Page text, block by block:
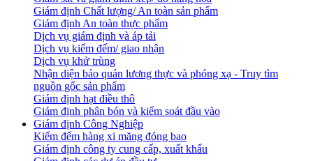
Giám định Chất lượng/ An toàn sản phẩm
Giám định An toàn thực phẩm
Dịch vụ giám định và áp tải
Dịch vụ kiểm đếm/ giao nhận
Dịch vụ khử trùng
Nhận diện bảo quản lương thực và phóng xạ - Truy tìm
nguồn gốc sản phẩm
Giám định hạt điều thô
Giám định phân bón và kiểm soát đầu vào
Giám định Công Nghiệp
Kiểm đếm hàng xi măng đóng bao
Giám định công ty cung cấp, xuất khẩu